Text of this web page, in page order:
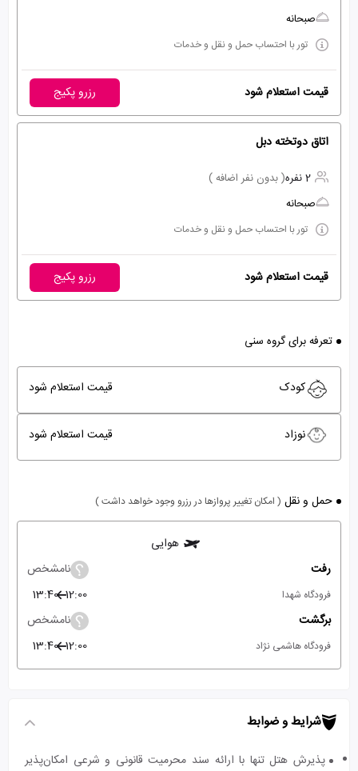
صبحانه
تور با احتساب حمل و نقل و خدمات
قیمت استعلام شود رزرو پکیج
اتاق دوتخته دبل
2 نفره
( بدون نفر اضافه )
صبحانه
تور با احتساب حمل و نقل و خدمات
قیمت استعلام شود رزرو پکیج
تعرفه برای گروه سنی
کودک قیمت استعلام شود
نوزاد قیمت استعلام شود
حمل و نقل ( امکان تغییر پروازها در رزرو وجود خواهد داشت )
هوایی
رفت
نامشخص
فرودگاه شهدا 12:00
13:40
برگشت
نامشخص
فرودگاه هاشمی نژاد 12:00
13:40
شرایط و ضوابط
پذیرش هتل تنها با ارائه سند محرمیت قانونی و شرعی امکان‌پذیر